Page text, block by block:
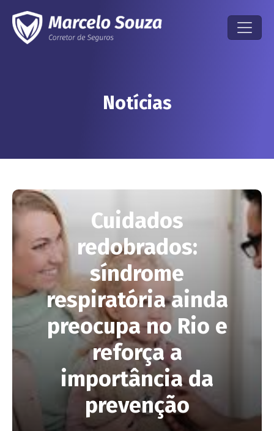
Notícias
Cuidados
redobrados:
síndrome
respiratória ainda
preocupa no Rio e
reforça a
importância da
prevenção